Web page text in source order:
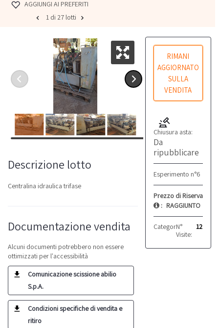
AGGIUNGI AI PREFERITI
1 di 27 lotti
RIMANI
AGGIORNATO
SULLA
VENDITA
Chiusura asta:
Da
ripubblicare
Esperimento n°6
Prezzo di Riserva
: RAGGIUNTO
Categoria: Altro
N°
Visite:
12
Descrizione lotto
Centralina idraulica trifase
Documentazione vendita
Alcuni documenti potrebbero non essere
ottimizzati per l'accessibilità
Comunicazione scissione abilio
S.p.A.
Condizioni specifiche di vendita e
ritiro